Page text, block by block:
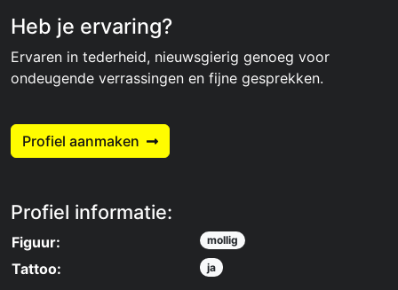
Heb je ervaring?
Ervaren in tederheid, nieuwsgierig genoeg voor
ondeugende verrassingen en fijne gesprekken.
Profiel aanmaken
Profiel informatie:
Figuur: mollig
Tattoo: ja